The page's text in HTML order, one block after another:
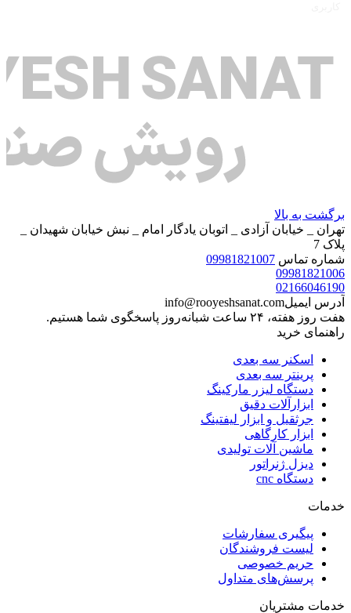
برگشت به بالا
تهران _ خیابان آزادی _ اتوبان یادگار امام _ نبش خیابان شهیدان _
پلاک 7
شماره تماس 09981821007
09981821006
02166046190
آدرس ایمیلinfo@rooyeshsanat.com
هفت روز هفته، ۲۴ ساعت شبانه‌روز پاسخگوی شما هستیم.
راهنمای خرید
اسکنر سه بعدی
پرینتر سه بعدی
دستگاه لیزر مارکینگ
ابزارآلات دقیق
جرثقیل و ابزار لیفتینگ
ابزار کارگاهی
ماشین آلات تولیدی
دیزل ژنراتور
دستگاه cnc
خدمات
پیگیری سفارشات
لیست فروشندگان
حریم خصوصی
پرسش‌های متداول
خدمات مشتریان